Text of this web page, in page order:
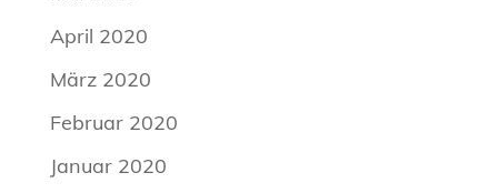
April 2020
März 2020
Februar 2020
Januar 2020